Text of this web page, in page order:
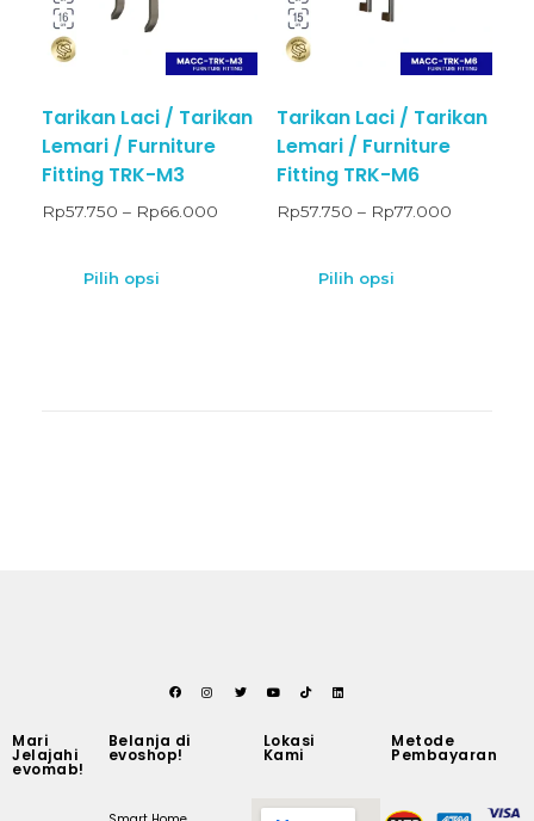
Tarikan Laci / Tarikan
Lemari / Furniture
Fitting TRK-M3
Rp57.750 – Rp66.000
Pilih opsi
Tarikan Laci / Tarikan
Lemari / Furniture
Fitting TRK-M6
Rp57.750 – Rp77.000
Pilih opsi
Mari
Jelajahi
evomab!
Belanja di
evoshop!
Lokasi
Kami
Metode
Pembayaran